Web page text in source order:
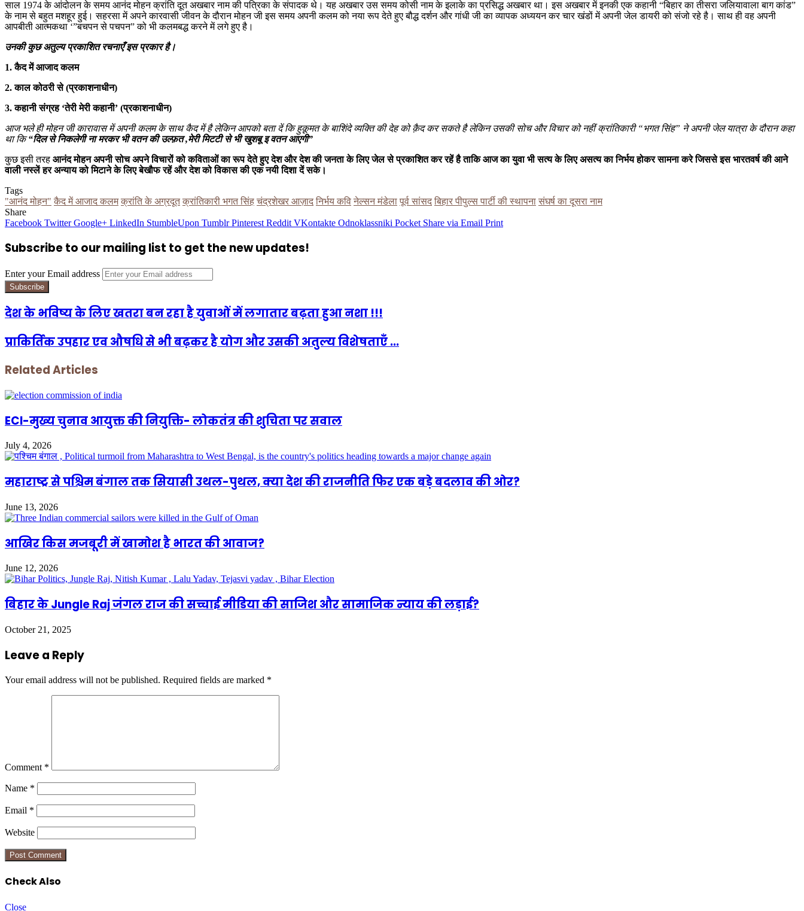
साल 1974 के आंदोलन के समय आनंद मोहन क्रांति दूत अखबार नाम की पत्रिका के संपादक थे। यह अखबार उस समय कोसी नाम के इलाके का प्रसिद्ध अखबार था। इस अखबार में इनकी एक कहानी “बिहार का तीसरा जलियावाला बाग कांड”
के नाम से बहुत मशहूर हुई। सहरसा में अपने कारवासी जीवन के दौरान मोहन जी इस समय अपनी कलम को नया रूप देते हुए बौद्ध दर्शन और गांधी जी का व्यापक अध्ययन कर चार खंडों में अपनी जेल डायरी को संजो रहे है। साथ ही वह अपनी
आपबीती आत्मकथा ‘”बचपन से पचपन” को भी कलमबद्ध करने में लगे हुए है।
उनकी कुछ अतुल्य प्रकाशित रचनाएँ इस प्रकार है।
1. कैद में आजाद कलम
2. काल कोठरी से (प्रकाशनाधीन)
3. कहानी संग्रह ‘तेरी मेरी कहानी’ (प्रकाशनाधीन)
आज भले ही मोहन जी कारावास में अपनी कलम के साथ कैद में है लेकिन आपको बता दें कि हुक़ूमत के बाशिंदे व्यक्ति की देह को क़ैद कर सकते है लेकिन उसकी सोच और विचार को नहीं क्रांतिकारी “भगत सिंह” ने अपनी जेल यात्रा के दौरान कहा
था कि“दिल से निकलेगी ना मरकर भी वतन की उल्फ़त ,मेरी मिटटी से भी खुशबू इ वतन आएगी”
कुछ इसी तरह आनंद मोहन अपनी सोच अपने विचारों को कविताओं का रूप देते हुए देश और देश की जनता के लिए जेल से प्रकाशित कर रहें है ताकि आज का युवा भी सत्य के लिए असत्य का निर्भय होकर सामना करे जिससे इस भारतवर्ष की आने
वाली नस्लें हर अन्याय को मिटाने के लिए बेखौफ रहें और देश को विकास की एक नयी दिशा दें सके।
Tags
"आनंद मोहन" कैद में आजाद कलम क्रांति के अग्रदूत क्रांतिकारी भगत सिंह चंद्रशेखर आज़ाद निर्भय कवि नेल्सन मंडेला पूर्व सांसद बिहार पीपुल्स पार्टी की स्थापना संघर्ष का दूसरा नाम
Share
Facebook Twitter Google+ LinkedIn StumbleUpon Tumblr Pinterest Reddit VKontakte Odnoklassniki Pocket Share via Email Print
Subscribe to our mailing list to get the new updates!
Enter your Email address
देश के भविष्य के लिए खतरा बन रहा है युवाओं में लगातार बढ़ता हुआ नशा !!!
प्राकिर्तिक उपहार एव औषधि से भी बढ़कर है योग और उसकी अतुल्य विशेषताएँ ...
Related Articles
ECI-मुख्य चुनाव आयुक्त की नियुक्ति- लोकतंत्र की शुचिता पर सवाल
July 4, 2026
महाराष्ट्र से पश्चिम बंगाल तक सियासी उथल-पुथल, क्या देश की राजनीति फिर एक बड़े बदलाव की ओर?
June 13, 2026
आखिर किस मजबूरी में खामोश है भारत की आवाज?
June 12, 2026
बिहार के Jungle Raj जंगल राज की सच्चाई मीडिया की साजिश और सामाजिक न्याय की लड़ाई?
October 21, 2025
Leave a Reply
Your email address will not be published. Required fields are marked *
Comment *
Name *
Email *
Website
Check Also
Close